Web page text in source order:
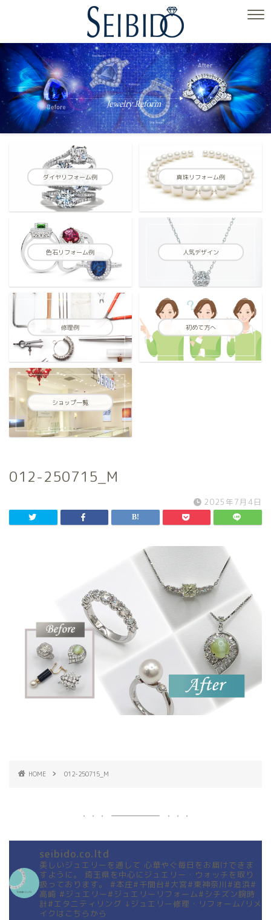
ダイヤリフォーム例 真珠リフォーム例
色石リフォーム例 人気デザイン
修理例 初めて方へ
ショップ一覧
012-250715_M
2025年7月4日
HOME 012-250715_M
seibido.co.ltd
美しいジュエリーを通して 心華やぐ毎日をお届けできま
すように。
埼玉県を中心にジュエリー・ウォッチを取り
扱っております。
#本庄#千間台#大宮#東神奈川#追浜#
高崎 #ジュエリー#ジュエリーリフォーム#シチズン腕時
計#エタニティリング ↓ジュエリー修理・リフォーム/リメ
イクはこちらから